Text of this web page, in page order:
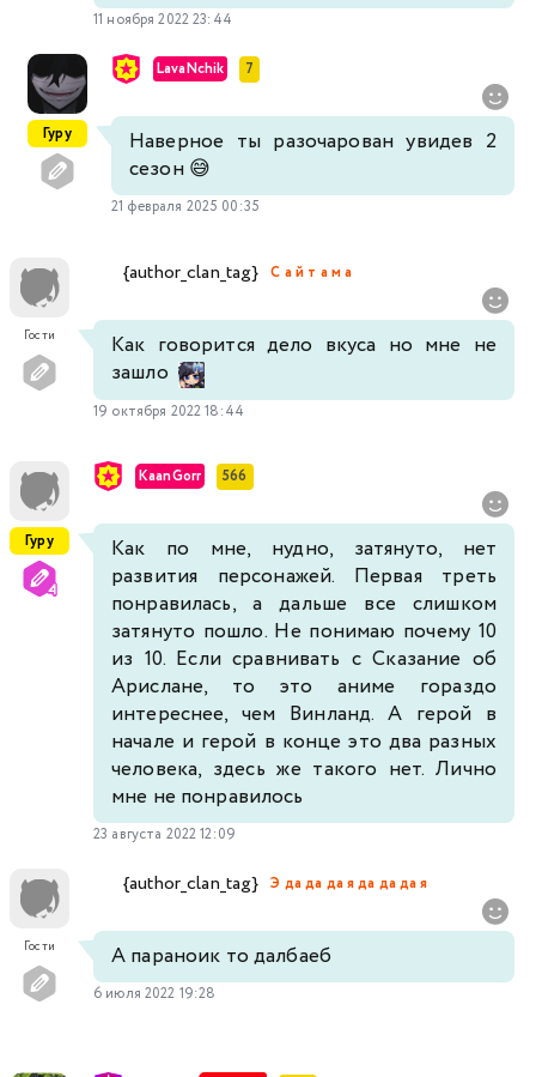
11 ноября 2022 23:44
Гуру
LavaNchik 7
Наверное ты разочарован увидев 2
сезон 😅
21 февраля 2025 00:35
Гости
{author_clan_tag} С а й т а м а
Как говорится дело вкуса но мне не
зашло
19 октября 2022 18:44
Гуру
KaanGorr 566
Как по мне, нудно, затянуто, нет
развития персонажей. Первая треть
понравилась, а дальше все слишком
затянуто пошло. Не понимаю почему 10
из 10. Если сравнивать с Сказание об
Арислане, то это аниме гораздо
интереснее, чем Винланд. А герой в
начале и герой в конце это два разных
человека, здесь же такого нет. Лично
мне не понравилось
23 августа 2022 12:09
Гости
{author_clan_tag} Э да да да я да да да я
А параноик то далбаеб
6 июля 2022 19:28